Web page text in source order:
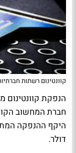
קוונטינום רשתות
הנפקת
חברת המחשוב
דולר.